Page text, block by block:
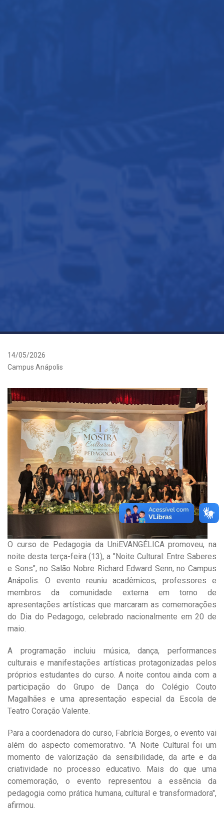
14/05/2026
Campus Anápolis
O curso de Pedagogia da UniEVANGÉLICA promoveu, na
noite desta terça-feira (13), a "Noite Cultural: Entre Saberes
e Sons", no Salão Nobre Richard Edward Senn, no Campus
Anápolis. O evento reuniu acadêmicos, professores e
membros da comunidade externa em torno de
apresentações artísticas que marcaram as comemorações
do Dia do Pedagogo, celebrado nacionalmente em 20 de
maio.
A programação incluiu música, dança, performances
culturais e manifestações artísticas protagonizadas pelos
próprios estudantes do curso. A noite contou ainda com a
participação do Grupo de Dança do Colégio Couto
Magalhães e uma apresentação especial da Escola de
Teatro Coração Valente.
Para a coordenadora do curso, Fabrícia Borges, o evento vai
além do aspecto comemorativo. "A Noite Cultural foi um
momento de valorização da sensibilidade, da arte e da
criatividade no processo educativo. Mais do que uma
comemoração, o evento representou a essência da
pedagogia como prática humana, cultural e transformadora",
afirmou.